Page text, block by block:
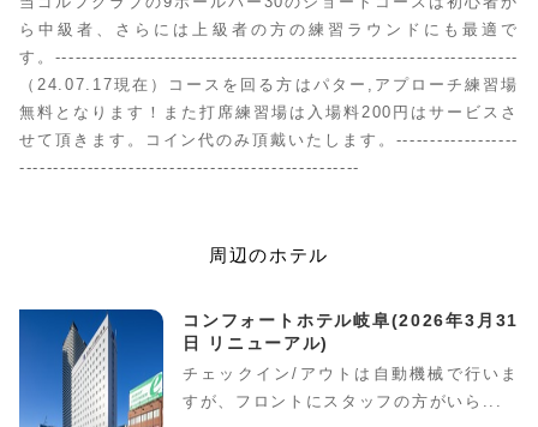
ら中級者、さらには上級者の方の練習ラウンドにも最適で
す。--------------------------------------------------------------------
（24.07.17現在）コースを回る方はパター,アプローチ練習場
無料となります！また打席練習場は入場料200円はサービスさ
せて頂きます。コイン代のみ頂戴いたします。------------------
--------------------------------------------------
周辺のホテル
コンフォートホテル岐阜(2026年3月31
日 リニューアル)
チェックイン/アウトは自動機械で行いま
すが、フロントにスタッフの方がいら...